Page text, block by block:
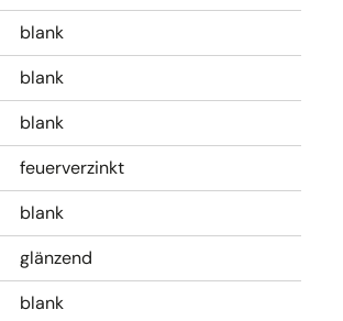
blank
blank
blank
feuerverzinkt
blank
glänzend
blank